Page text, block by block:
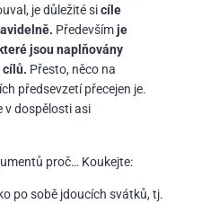
je důležité sicíle
Předevšímje
jsou naplňovány
cílů. Přesto, něco na
předsevzetí přecejen je.
v dospělosti asi
proč… Koukejte:
po sobě jdoucích svátků, tj.